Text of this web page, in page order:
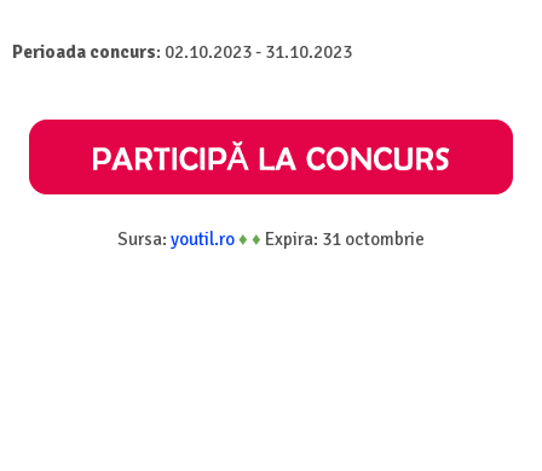
Perioada concurs: 02.10.2023 - 31.10.2023
Sursa: youtil.ro♦ ♦ Expira: 31 octombrie